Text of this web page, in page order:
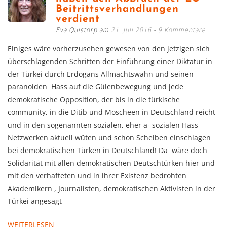
Beitrittsverhandlungen
verdient
Eva Quistorp am 21. Juli 2016 9 Kommentare
Einiges wäre vorherzusehen gewesen von den jetzigen sich
überschlagenden Schritten der Einführung einer Diktatur in
der Türkei durch Erdogans Allmachtswahn und seinen
paranoiden Hass auf die Gülenbewegung und jede
demokratische Opposition, der bis in die türkische
community, in die Ditib und Moscheen in Deutschland reicht
und in den sogenannten sozialen, eher a- sozialen Hass
Netzwerken aktuell wüten und schon Scheiben einschlagen
bei demokratischen Türken in Deutschland! Da wäre doch
Solidarität mit allen demokratischen Deutschtürken hier und
mit den verhafteten und in ihrer Existenz bedrohten
Akademikern , Journalisten, demokratischen Aktivisten in der
Türkei angesagt
WEITERLESEN